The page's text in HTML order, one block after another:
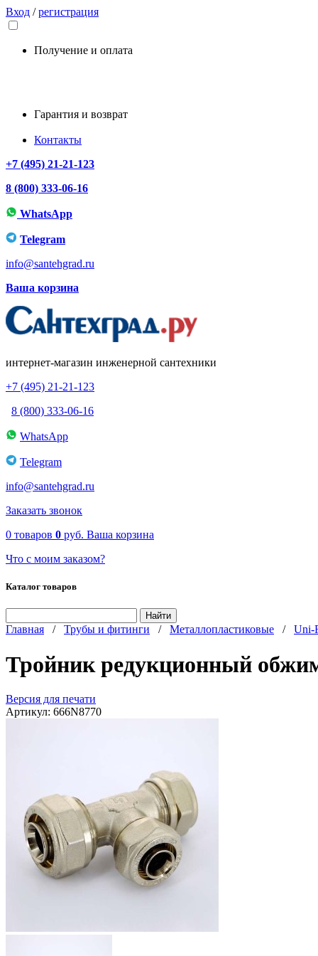
Вход /регистрация
Получение и оплата
Гарантия и возврат
Контакты
+7 (495) 21-21-123
8 (800) 333-06-16
WhatsApp
Telegram
info@santehgrad.ru
Ваша корзина
интернет-магазин инженерной сантехники
+7 (495) 21-21-123
8 (800) 333-06-16
WhatsApp
Telegram
info@santehgrad.ru
Заказать звонок
0 товаров 0 руб. Ваша корзина
Что с моим заказом?
Каталог товаров
Главная / Трубы и фитинги / Металлопластиковые / Uni-
Тройник редукционный
Версия для печати
Артикул: 666N8770